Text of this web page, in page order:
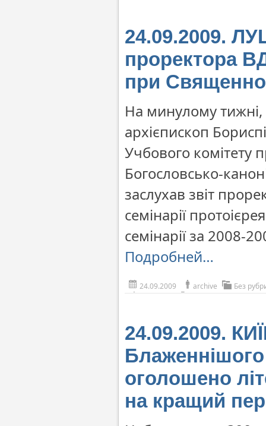
24.09.2009.
проректора
при
На минулому тижні,
архієпископ
Учбового
Богословсько-
заслухав звіт
семінарії
семінарії за 2008-
Подробней…
24.09.2009 archive Без
24.09.2009.
оголошено
на кращий